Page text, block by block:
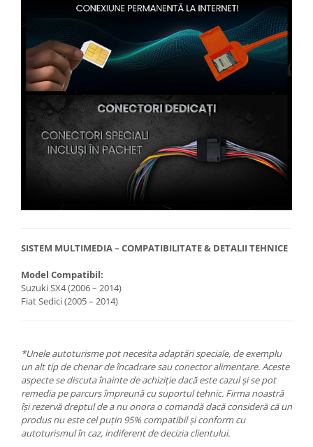
SISTEM MULTIMEDIA – COMPATIBILITATE & DETALII TEHNICE
Model Compatibil:
Suzuki SX4 (2006 – 2014)
Fiat Sedici (2005 – 2014)
*Unele autoturisme pot necesita adaptări speciale, de exemplu
un alt tip de chenar de încadrare sau conector alimentare. Aceste
aspecte se discuta înainte de achiziție dacă este cazul și se pot
remedia pe parcurs împreună cu suportul tehnic. Firma noastră
își rezervă dreptul de a nu onora o comandă dacă consideră că un
produs nu este cel puțin 95% compatibil și conform cu
autoturismul în caz, indiferent de decizia clientului.